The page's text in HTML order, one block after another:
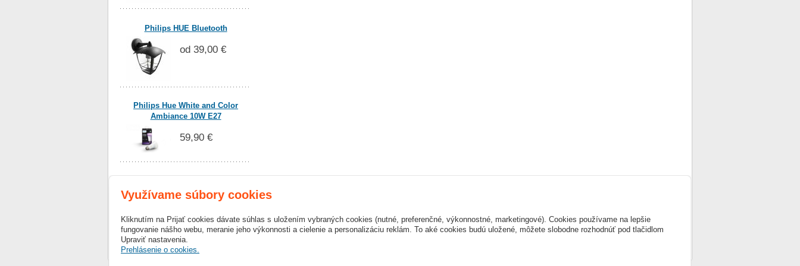
Philips HUE Bluetooth
od 39,00 €
Philips Hue White and Color
Ambiance 10W E27
59,90 €
Facebook
Reality Žilina
Využívame súbory cookies
Kliknutím na Prijať cookies dávate súhlas s uložením vybraných cookies (nutné, preferenčné, výkonnostné, marketingové). Cookies používame na lepšie
fungovanie nášho webu, meranie jeho výkonnosti a cielenie a personalizáciu reklám. To aké cookies budú uložené, môžete slobodne rozhodnúť pod tlačidlom
Upraviť nastavenia.
Prehlásenie o cookies.